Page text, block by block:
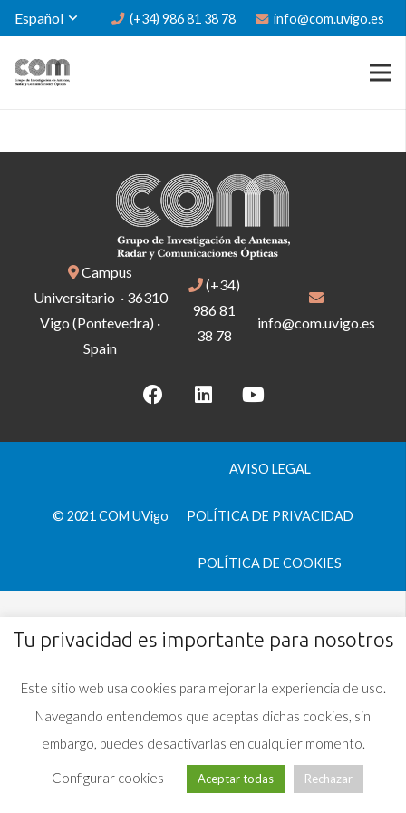
Español (+34) 986 81 38 78 info@com.uvigo.es
Campus
Universitario · 36310
Vigo (Pontevedra) ·
Spain
(+34)
986 81
38 78
info@com.uvigo.es
© 2021 COM UVigo
AVISO LEGAL
POLÍTICA DE PRIVACIDAD
POLÍTICA DE COOKIES
Tu privacidad es importante para nosotros
Este sitio web usa cookies para mejorar la experiencia de uso.
Navegando entendemos que aceptas dichas cookies, sin
embargo, puedes desactivarlas en cualquier momento.
Configurar cookies Aceptar todas Rechazar